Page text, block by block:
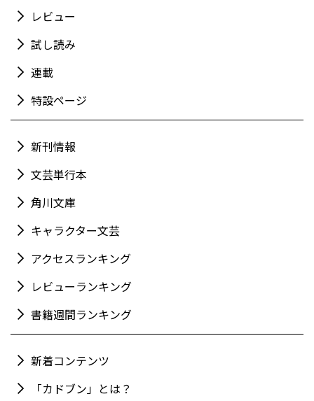
レビュー
試し読み
連載
特設ページ
新刊情報
文芸単行本
角川文庫
キャラクター文芸
アクセスランキング
レビューランキング
書籍週間ランキング
新着コンテンツ
「カドブン」とは？